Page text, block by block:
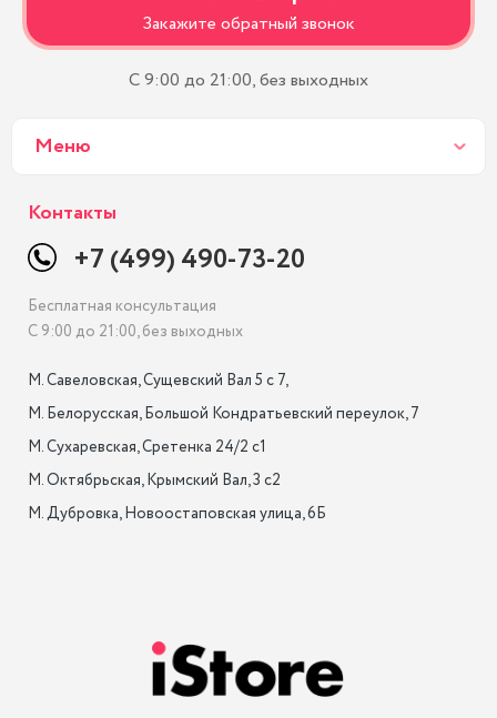
Закажите обратный звонок
С 9:00 до 21:00, без выходных
Меню
Контакты
+7 (499) 490-73-20
Бесплатная консультация
С 9:00 до 21:00, без выходных
М. Савеловская, Сущевский Вал 5 с 7,
М. Белорусская, Большой Кондратьевский переулок, 7
М. Сухаревская, Сретенка 24/2 с1
М. Октябрьская, Крымский Вал, 3 с2
М. Дубровка, Новоостаповская улица, 6Б